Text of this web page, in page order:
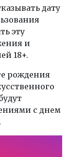
дату
эту
и
18+.
рождения
с днем